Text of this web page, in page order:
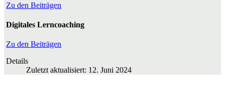
Zu den Beiträgen
Digitales Lerncoaching
Zu den Beiträgen
Details
Zuletzt aktualisiert: 12. Juni 2024